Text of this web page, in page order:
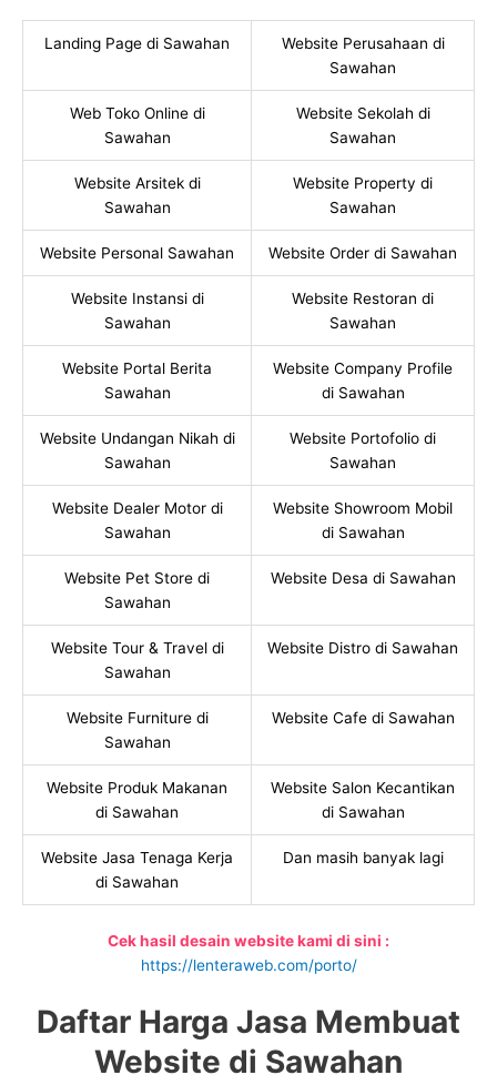
Landing Page di Sawahan
Website Perusahaan di
Sawahan
Web Toko Online di
Sawahan
Website Sekolah di
Sawahan
Website Arsitek di
Sawahan
Website Property di
Sawahan
Website Personal Sawahan Website Order di Sawahan
Website Instansi di
Sawahan
Website Restoran di
Sawahan
Website Portal Berita
Sawahan
Website Company Profile
di Sawahan
Website Undangan Nikah di
Sawahan
Website Portofolio di
Sawahan
Website Dealer Motor di
Sawahan
Website Showroom Mobil
di Sawahan
Website Pet Store di
Sawahan
Website Desa di Sawahan
Website Tour & Travel di
Sawahan
Website Distro di Sawahan
Website Furniture di
Sawahan
Website Cafe di Sawahan
Website Produk Makanan
di Sawahan
Website Salon Kecantikan
di Sawahan
Website Jasa Tenaga Kerja
di Sawahan
Dan masih banyak lagi
Cek hasil desain website kami di sini :
https://lenteraweb.com/porto/
Daftar Harga Jasa Membuat
Website di Sawahan